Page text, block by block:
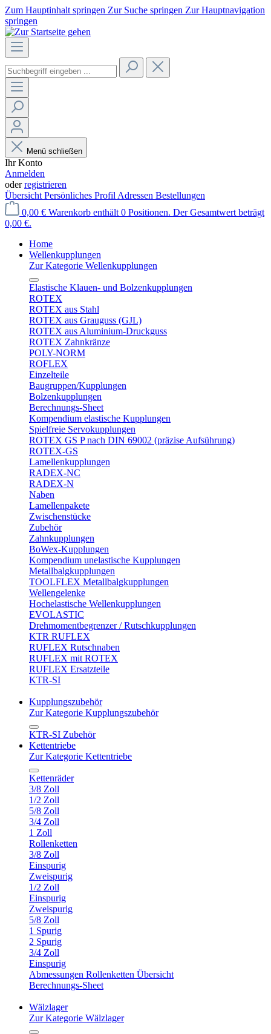
Zum Hauptinhalt springen Zur Suche springen Zur Hauptnavigation
springen
Menü schließen
Ihr Konto
Anmelden
oderregistrieren
Übersicht Persönliches Profil Adressen Bestellungen
0,00 € Warenkorb enthält 0 Positionen. Der Gesamtwert beträgt
0,00 €.
Home
Wellenkupplungen
Zur Kategorie Wellenkupplungen
Elastische Klauen- und Bolzenkupplungen
ROTEX
ROTEX aus Stahl
ROTEX aus Grauguss (GJL)
ROTEX aus Aluminium-Druckguss
ROTEX Zahnkränze
POLY-NORM
ROFLEX
Einzelteile
Baugruppen/Kupplungen
Bolzenkupplungen
Berechnungs-Sheet
Kompendium elastische Kupplungen
Spielfreie Servokupplungen
ROTEX GS P nach DIN 69002 (präzise Aufsührung)
ROTEX-GS
Lamellenkupplungen
RADEX-NC
RADEX-N
Naben
Lamellenpakete
Zwischenstücke
Zubehör
Zahnkupplungen
BoWex-Kupplungen
Kompendium unelastische Kupplungen
Metallbalgkupplungen
TOOLFLEX Metallbalgkupplungen
Wellengelenke
Hochelastische Wellenkupplungen
EVOLASTIC
Drehmomentbegrenzer / Rutschkupplungen
KTR RUFLEX
RUFLEX Rutschnaben
RUFLEX mit ROTEX
RUFLEX Ersatzteile
KTR-SI
Kupplungszubehör
Zur Kategorie Kupplungszubehör
KTR-SI Zubehör
Kettentriebe
Zur Kategorie Kettentriebe
Kettenräder
3/8 Zoll
1/2 Zoll
5/8 Zoll
3/4 Zoll
1 Zoll
Rollenketten
3/8 Zoll
Einspurig
Zweispurig
1/2 Zoll
Einspurig
Zweispurig
5/8 Zoll
1 Spurig
2 Spurig
3/4 Zoll
Einspurig
Abmessungen Rollenketten Übersicht
Berechnungs-Sheet
Wälzlager
Zur Kategorie Wälzlager